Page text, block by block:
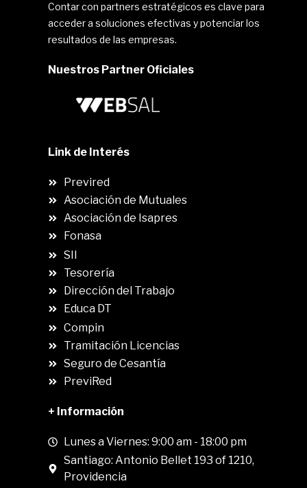
Contar con partners estratégicos es clave para
acceder a soluciones efectivas y potenciar los
resultados de las empresas.
Nuestros Partner Oficiales
Link de Interés
Previred
Asociación de Mutuales
Asociación de Isapres
Fonasa
SII
Tesorería
Dirección del Trabajo
Educa DT
Compin
Tramitación Licencias
Seguro de Cesantía
PreviRed
+ Información
Lunes a Viernes: 9:00 am - 18:00 pm
Santiago: Antonio Bellet 193 of 1210,
Providencia